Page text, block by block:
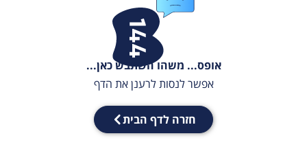
אופס... משהו השתבש כאן...
אפשר לנסות לרענן את הדף
חזרה לדף הבית